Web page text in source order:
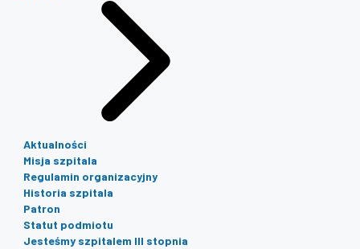
Aktualności
Misja szpitala
Regulamin organizacyjny
Historia szpitala
Patron
Statut podmiotu
Jesteśmy szpitalem III stopnia